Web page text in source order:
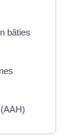
bâties